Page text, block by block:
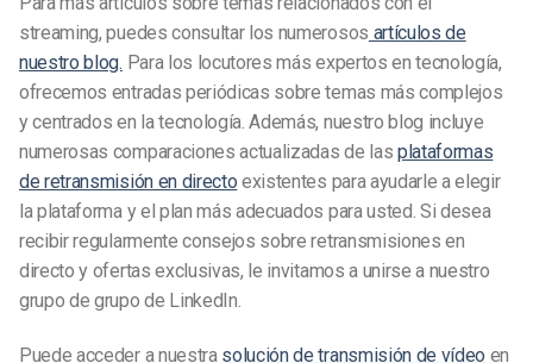
streaming, puedes consultar los numerosos artículos de
nuestro blog. Para los locutores más expertos en tecnología,
ofrecemos entradas periódicas sobre temas más complejos
y centrados en la tecnología. Además, nuestro blog incluye
numerosas comparaciones actualizadas de las plataformas
de retransmisión en directo existentes para ayudarle a elegir
la plataforma y el plan más adecuados para usted. Si desea
recibir regularmente consejos sobre retransmisiones en
directo y ofertas exclusivas, le invitamos a unirse a nuestro
grupo de grupo de LinkedIn.
Puede acceder a nuestra solución de transmisión de vídeo en